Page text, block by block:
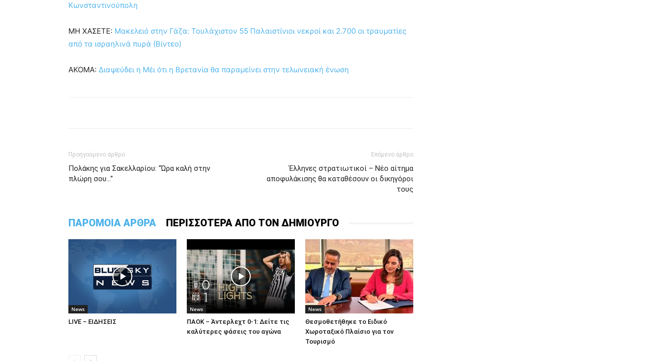
Κωνσταντινούπολη
ΜΗ ΧΑΣΕΤΕ: Μακελειό στην Γάζα: Τουλάχιστον 55 Παλαιστίνιοι νεκροί και 2.700 οι τραυματίες
από τα ισραηλινά πυρά (Βίντεο)
ΑΚΟΜΑ: Διαψεύδει η Μέι ότι η Βρετανία θα παραμείνει στην τελωνειακή ένωση
Προηγούμενο άρθρο
Πολάκης για Σακελλαρίου: “Ώρα καλή στην
πλώρη σου…”
Επόμενο άρθρο
Έλληνες στρατιωτικοί – Νέο αίτημα
αποφυλάκισης θα καταθέσουν οι δικηγόροι
τους
ΠΑΡΟΜΟΙΑ ΑΡΘΡΑ ΠΕΡΙΣΣΟΤΕΡΑ ΑΠΟ ΤΟΝ ΔΗΜΙΟΥΡΓΟ
News
LIVE – ΕΙΔΗΣΕΙΣ
News
ΠΑΟΚ – Άντερλεχτ 0-1: Δείτε τις
καλύτερες φάσεις του αγώνα
News
Θεσμοθετήθηκε το Ειδικό
Χωροταξικό Πλαίσιο για τον
Τουρισμό